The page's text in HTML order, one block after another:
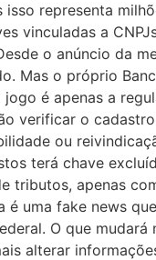
representa
vinculadas a
o anúncio da
Mas o próprio
é apenas a
verificar o
ou
terá chave
tributos, apenas
uma fake news
O que mudará
alterar